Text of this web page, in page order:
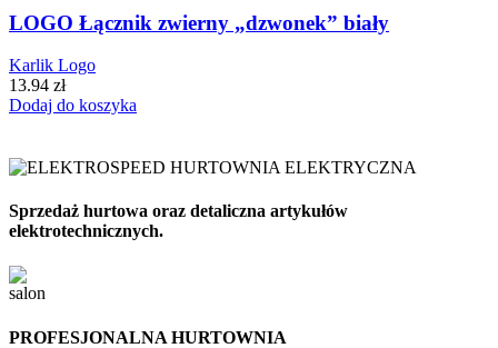
LOGO Łącznik zwierny „dzwonek” biały
Karlik Logo
13.94 zł
Dodaj do koszyka
Sprzedaż hurtowa oraz detaliczna artykułów
elektrotechnicznych.
PROFESJONALNA HURTOWNIA